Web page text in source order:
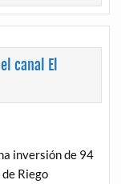
canal El
inversión de 94
Riego